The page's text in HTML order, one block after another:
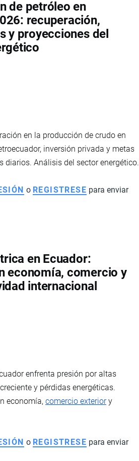
de petróleo en
recuperación,
y proyecciones del
en la producción de crudo en
inversión privada y metas
diarios. Análisis del sector energético.
o REGISTRESE para enviar
en Ecuador:
economía, comercio y
internacional
enfrenta presión por altas
creciente y pérdidas energéticas.
economía, comercio exteriory
o REGISTRESE para enviar